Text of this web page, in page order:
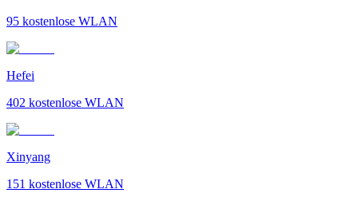
95 kostenlose WLAN
Hefei
402 kostenlose WLAN
Xinyang
151 kostenlose WLAN